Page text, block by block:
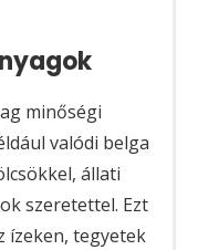
minőségi
valódi belga
állati
szeretettel. Ezt
ízeken, tegyetek